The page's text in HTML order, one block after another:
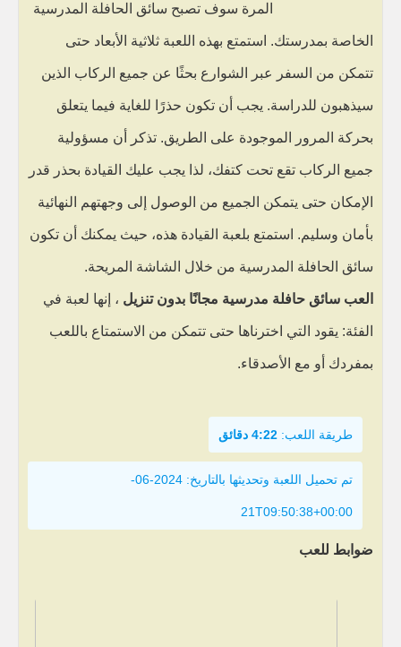
المرة سوف تصبح سائق الحافلة المدرسية
الخاصة بمدرستك. استمتع بهذه اللعبة ثلاثية الأبعاد حتى
تتمكن من السفر عبر الشوارع بحثًا عن جميع الركاب الذين
سيذهبون للدراسة. يجب أن تكون حذرًا للغاية فيما يتعلق
بحركة المرور الموجودة على الطريق. تذكر أن مسؤولية
جميع الركاب تقع تحت كتفك، لذا يجب عليك القيادة بحذر قدر
الإمكان حتى يتمكن الجميع من الوصول إلى وجهتهم النهائية
بأمان وسليم. استمتع بلعبة القيادة هذه، حيث يمكنك أن تكون
سائق الحافلة المدرسية من خلال الشاشة المريحة.
العب سائق حافلة مدرسية مجانًا بدون تنزيل ، إنها لعبة في
الفئة: يقود التي اخترناها حتى تتمكن من الاستمتاع باللعب
بمفردك أو مع الأصدقاء.
طريقة اللعب: 4:22 دقائق
تم تحميل اللعبة وتحديثها بالتاريخ: 2024-06-
21T09:50:38+00:00
ضوابط للعب